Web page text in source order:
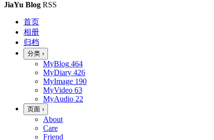
JiaYu Blog RSS
首页
相册
归档
分类 ›
MyBlog 464
MyDiary 426
MyImage 190
MyVideo 63
MyAudio 22
页面 ›
About
Care
Friend